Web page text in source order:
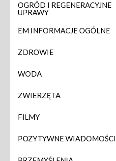
OGRÓD I REGENERACYJNE
UPRAWY
EM INFORMACJE OGÓLNE
ZDROWIE
WODA
ZWIERZĘTA
FILMY
POZYTYWNE WIADOMOŚCI